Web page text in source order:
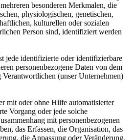
besonderen Merkmalen, die
physiologischen, genetischen,
kulturellen oder sozialen
Person sind, identifiziert werden
jede identifizierte oder identifizierbare
personenbezogene Daten von dem
(unser Unternehmen)
mit oder ohne Hilfe automatisierter
Vorgang oder jede solche
mit personenbezogenen
das Erfassen, die Organisation, das
die Anpassung oder Veränderung,